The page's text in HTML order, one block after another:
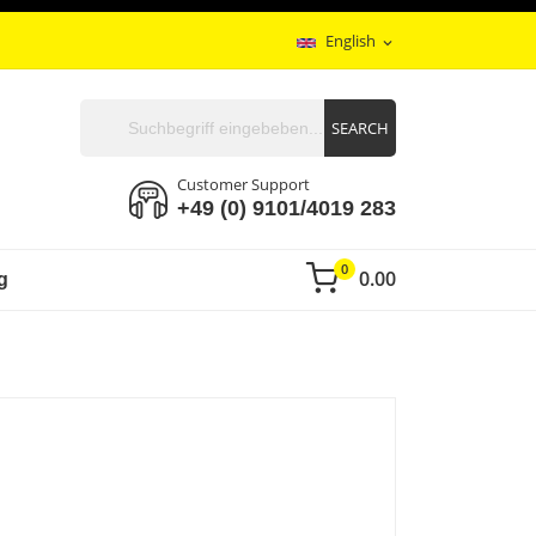
English expand_more
0.00
0
SEARCH
Customer Support
+49 (0) 9101/4019 283